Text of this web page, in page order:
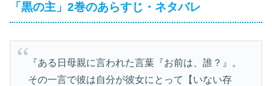
「黒の主」2巻のあらすじ・ネタバレ
『ある日母親に言われた言葉『お前は、誰？』。
その一言で彼は自分が彼女にとって【いない存